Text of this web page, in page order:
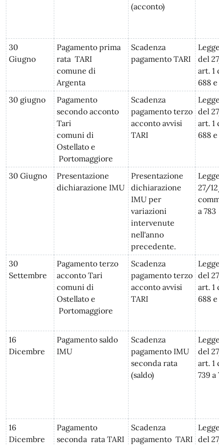
(acconto)
30
Giugno
Pagamento prima
rata TARI
comune di
Argenta
Scadenza
pagamento TARI
del
art. 1
688
30 giugno
Pagamento
secondo acconto
Tari
comuni di
Ostellato e
Portomaggiore
Scadenza
pagamento terzo
acconto avvisi
TARI
del
art. 1
688
30 Giugno
Presentazione
dichiarazione IMU
Presentazione
dichiarazione
IMU per
variazioni
intervenute
nell'anno
precedente.
27/
a 783
30
Settembre
Pagamento terzo
acconto Tari
comuni di
Ostellato e
Portomaggiore
Scadenza
pagamento terzo
acconto avvisi
TARI
del
art. 1
688
16
Dicembre
Pagamento saldo
IMU
Scadenza
pagamento IMU
seconda rata
(saldo)
del
art. 1
739
16
Dicembre
Pagamento
seconda rata TARI
Scadenza
pagamento TARI del